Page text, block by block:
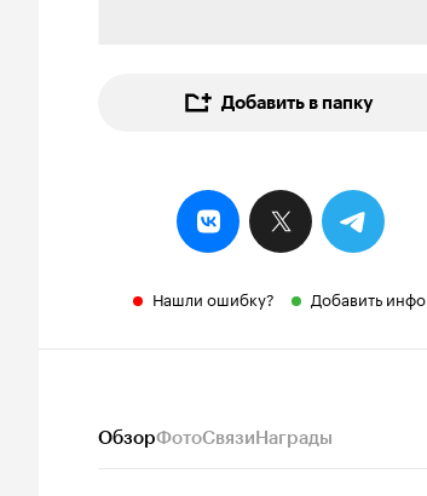
Добавить в папку
Нашли ошибку? Добавить инфо
ОбзорФотоСвязиНаграды